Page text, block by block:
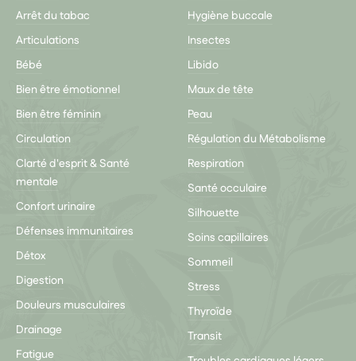
Arrêt du tabac
Articulations
Bébé
Bien être émotionnel
Bien être féminin
Circulation
Clarté d'esprit & Santé
mentale
Confort urinaire
Défenses immunitaires
Détox
Digestion
Douleurs musculaires
Drainage
Fatigue
Hygiène buccale
Insectes
Libido
Maux de tête
Peau
Régulation du Métabolisme
Respiration
Santé occulaire
Silhouette
Soins capillaires
Sommeil
Stress
Thyroïde
Transit